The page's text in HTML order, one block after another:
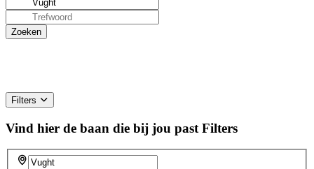
Filters
Vind hier de baan die bij jou past Filters